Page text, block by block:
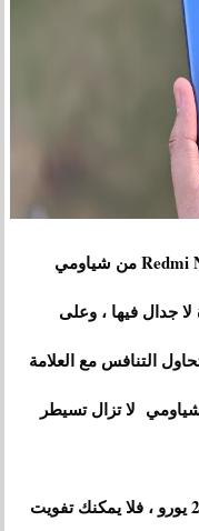
من المعتاد بالفعل أن تحقق سلسلة Redmi Note من شياومي
جدال فيها ، وعلى
التنافس مع العلامة
شياومي لا تزال تسيطر
إذا أوصينا بهواتف جيدة بسعر أقل من 200 يورو ، فلا يمكنك تفويت